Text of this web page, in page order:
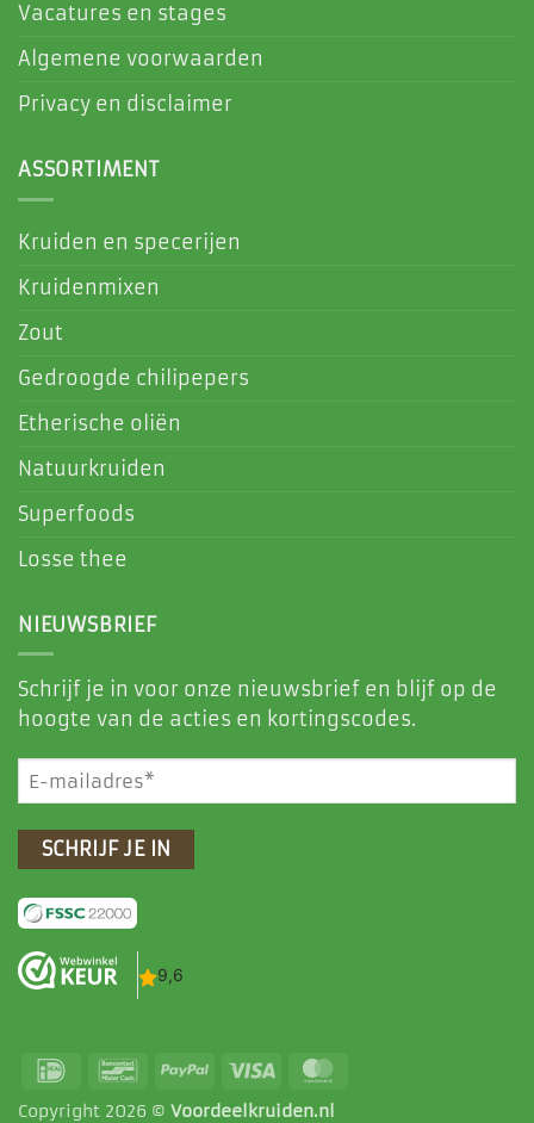
Vacatures en stages
Algemene voorwaarden
Privacy en disclaimer
ASSORTIMENT
Kruiden en specerijen
Kruidenmixen
Zout
Gedroogde chilipepers
Etherische oliën
Natuurkruiden
Superfoods
Losse thee
NIEUWSBRIEF
Schrijf je in voor onze nieuwsbrief en blijf op de
hoogte van de acties en kortingscodes.
E-
mailadres
(Vereist)
IDeal BancontactPayPal Visa
Copyright 2026 © Voordeelkruiden.nl